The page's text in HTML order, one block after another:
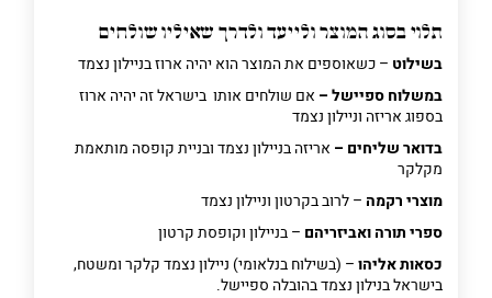
תלוי בסוג המוצר ולייעד ולדרך שאיליו שולחים
בשילוט – כשאוספים את המוצר הוא יהיה ארוז בניילון נצמד
במשלוח ספיישל – אם שולחים אותו בישראל זה יהיה ארוז
בספוג אריזה וניילון נצמד
בדואר שליחים – אריזה בניילון נצמד ובניית קופסה מותאמת
מקלקר
מוצרי רקמה – לרוב בקרטון וניילון נצמד
ספרי תורה ואביזריהם – בניילון וקופסת קרטון
כסאות אליהו– (בשילוח בנלאומי) ניילון נצמד קלקר ומשטח,
בישראל בנילון נצמד בהובלה ספיישל.